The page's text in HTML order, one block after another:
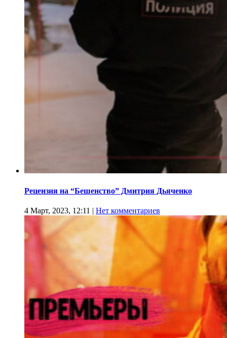
Рецензия на “Бешенство” Дмитрия Дьяченко
4 Март, 2023, 12:11 | Нет комментариев